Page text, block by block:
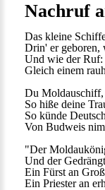
Nachruf
Das kleine
Drin' er geboren,
Und wie der
Gleich einem
Du Moldauschiff,
So hiße deine
So künde
Von Budweis
"Der
Und der
Ein Fürst an
Ein Priester an